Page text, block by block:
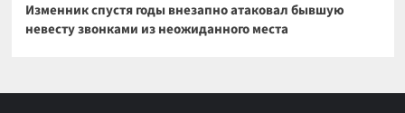
Изменник спустя годы внезапно атаковал бывшую
невесту звонками из неожиданного места